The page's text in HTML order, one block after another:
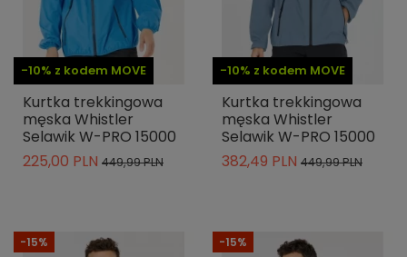
-10% z kodem MOVE
Kurtka trekkingowa
męska Whistler
Selawik W-PRO 15000
225,00 PLN 449,99 PLN
-10% z kodem MOVE
Kurtka trekkingowa
męska Whistler
Selawik W-PRO 15000
382,49 PLN 449,99 PLN
-15% -15%